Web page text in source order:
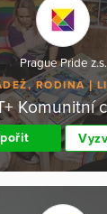
Prague Pride z.s.
RODINA
Komunitní